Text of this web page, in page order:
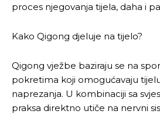
proces njegovanja tijela, daha i
Kako Qigong djeluje na tijelo?
Qigong vježbe baziraju se na
pokretima koji omogućavaju
naprezanja. U kombinaciji sa
praksa direktno utiče na nervni